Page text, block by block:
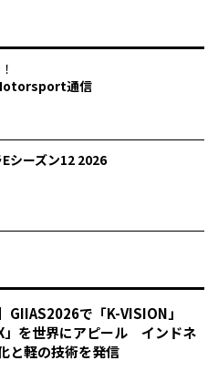
通信
シーズン12 2026
GIIAS2026で「K-VISION」
X」を世界にアピール インドネ
と軽の技術を発信